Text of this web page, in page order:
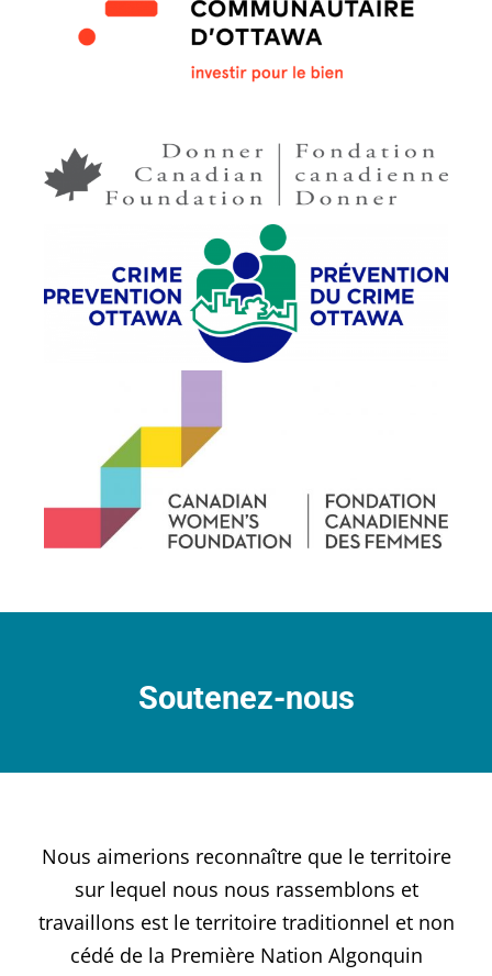
Soutenez-nous
Nous aimerions reconnaître que le territoire
sur lequel nous nous rassemblons et
travaillons est le territoire traditionnel et non
cédé de la Première Nation Algonquin